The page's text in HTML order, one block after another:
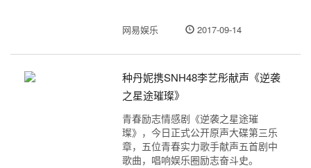
网易娱乐 2017-09-14
种丹妮携SNH48李艺彤献声《逆袭
之星途璀璨》
青春励志情感剧《逆袭之星途璀
璨》，今日正式公开原声大碟第三乐
章，五位青春实力歌手献声五首剧中
歌曲，唱响娱乐圈励志奋斗史。